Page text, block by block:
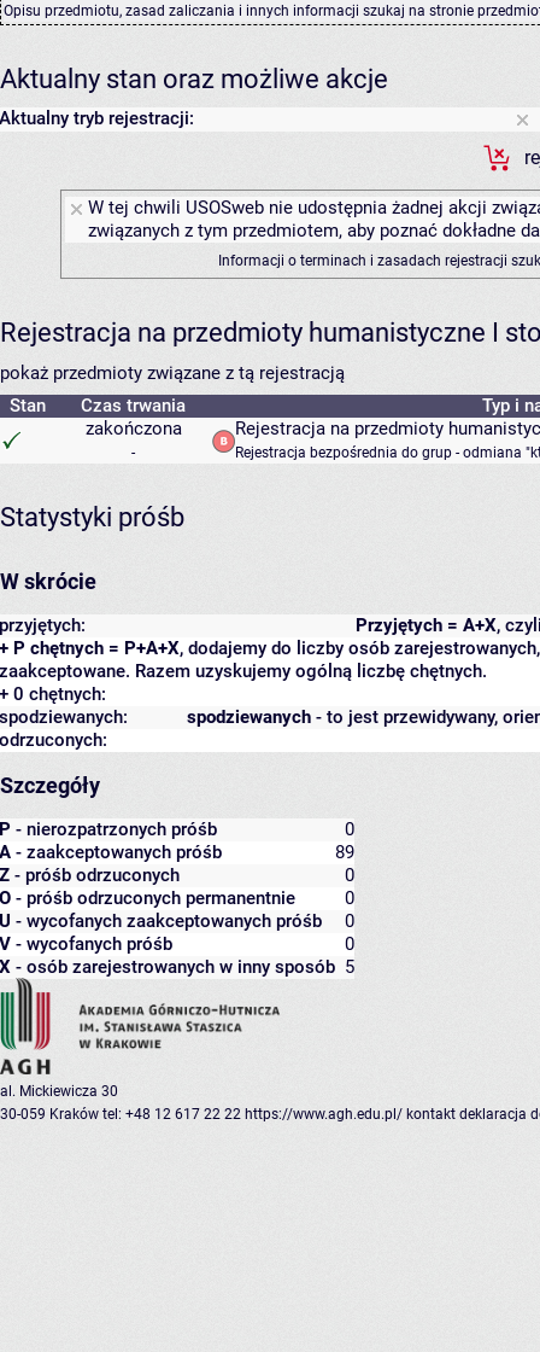
Opisu przedmiotu, zasad zaliczania i innych informacji szukaj na stronie
Aktualny stan oraz możliwe akcje
Aktualny tryb rejestracji:
W tej chwili USOSweb nie udostępnia żadnej akcji
związanych z tym przedmiotem, aby poznać dokładne
Informacji o terminach i zasadach rejestracji
Rejestracja na przedmioty humanistyczne I
pokaż przedmioty związane z tą rejestracją
Stan
Czas trwania
Typ i
zakończona
-
Rejestracja na przedmioty
Rejestracja bezpośrednia do grup - odmiana
Statystyki próśb
W skrócie
Przyjętych = A+X,
przyjętych:
+ P chętnych = P+A+X, dodajemy do liczby osób
zaakceptowane. Razem uzyskujemy ogólną liczbę chętnych.
+ 0 chętnych:
spodziewanych - to jest przewidywany,
spodziewanych:
odrzuconych:
Szczegóły
P - nierozpatrzonych próśb
0
A - zaakceptowanych próśb
89
Z - próśb odrzuconych
0
O - próśb odrzuconych permanentnie
0
U - wycofanych zaakceptowanych próśb
0
V - wycofanych próśb
0
X - osób zarejestrowanych w inny sposób 5
al. Mickiewicza 30
30-059 Kraków tel: +48 12 617 22 22 https://www.agh.edu.pl/ kontakt deklaracja